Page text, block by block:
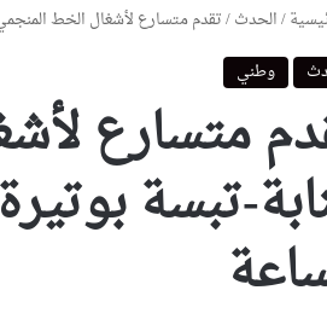
/الحدث/تقدم متسارع لأشغال الخط
وطني
متسارع
تبسة